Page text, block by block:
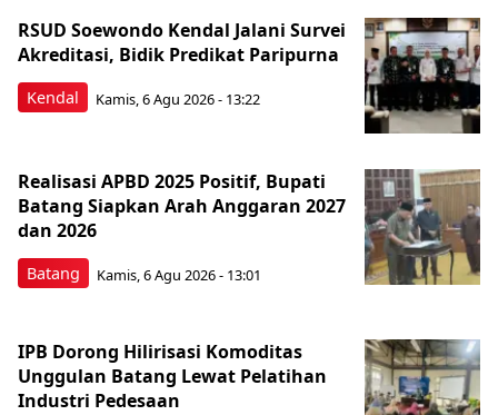
Kendal
RSUD Soewondo Kendal Jalani Survei
Akreditasi, Bidik Predikat Paripurna
Kamis, 6 Agu 2026 - 13:22
Batang
Realisasi APBD 2025 Positif, Bupati
Batang Siapkan Arah Anggaran 2027
dan 2026
Kamis, 6 Agu 2026 - 13:01
IPB Dorong Hilirisasi Komoditas
Unggulan Batang Lewat Pelatihan
Industri Pedesaan